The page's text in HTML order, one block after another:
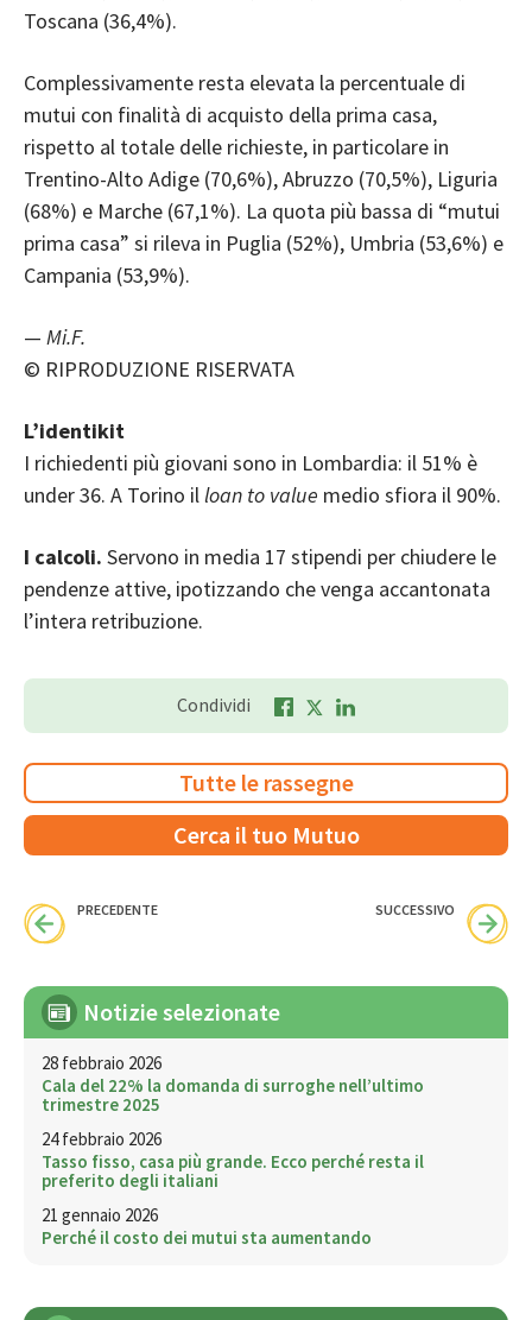
Toscana (36,4%).
Complessivamente resta elevata la percentuale di
mutui con finalità di acquisto della prima casa,
rispetto al totale delle richieste, in particolare in
Trentino-Alto Adige (70,6%), Abruzzo (70,5%), Liguria
(68%) e Marche (67,1%). La quota più bassa di “mutui
prima casa” si rileva in Puglia (52%), Umbria (53,6%) e
Campania (53,9%).
— Mi.F.
© RIPRODUZIONE RISERVATA
L’identikit
I richiedenti più giovani sono in Lombardia: il 51% è
under 36. A Torino illoan to value medio sfiora il 90%.
I calcoli. Servono in media 17 stipendi per chiudere le
pendenze attive, ipotizzando che venga accantonata
l’intera retribuzione.
Condividi
Tutte le rassegne
Cerca il tuo Mutuo
PRECEDENTE SUCCESSIVO
Notizie selezionate
28 febbraio 2026
Cala del 22% la domanda di surroghe nell’ultimo
trimestre 2025
24 febbraio 2026
Tasso fisso, casa più grande. Ecco perché resta il
preferito degli italiani
21 gennaio 2026
Perché il costo dei mutui sta aumentando